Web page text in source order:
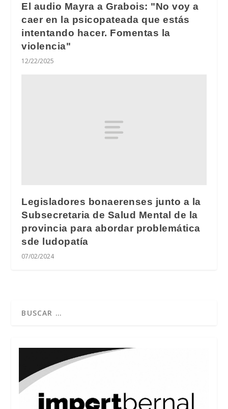
El audio Mayra a Grabois: "No voy a
caer en la psicopateada que estás
intentando hacer. Fomentas la
violencia"
12/22/2025
Legisladores bonaerenses junto a la
Subsecretaria de Salud Mental de la
provincia para abordar problemática
sde ludopatía
07/02/2024